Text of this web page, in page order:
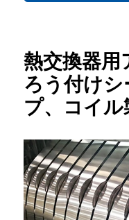
熱交換器
ろう付け
プ、コイ